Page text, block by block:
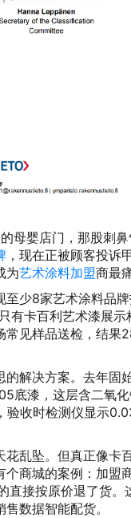
母婴店门，那股刺
，现在正被顾客投诉
为艺术涂料加盟商最
少8家艺术涂料品牌
有卡百利艺术漆展示
见样品送检，结果
解决方案。去年固
底漆，这层含二氧
收时检测仪显示
乱坠。但真正像卡
商城的案例：加盟
直接按原价退了货。
数据智能配货。